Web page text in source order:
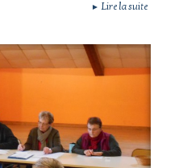
► Lire la suite